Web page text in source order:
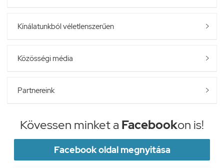
Kínálatunkból véletlenszerűen 
Közösségi média 
Partnereink 
Kövessen minket a Facebookon is!
Facebook oldal megnyitása